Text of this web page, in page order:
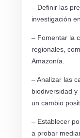
– Definir las
investigación
– Fomentar la
regionales,
Amazonía.
– Analizar las
biodiversidad
un cambio
– Establecer
a probar